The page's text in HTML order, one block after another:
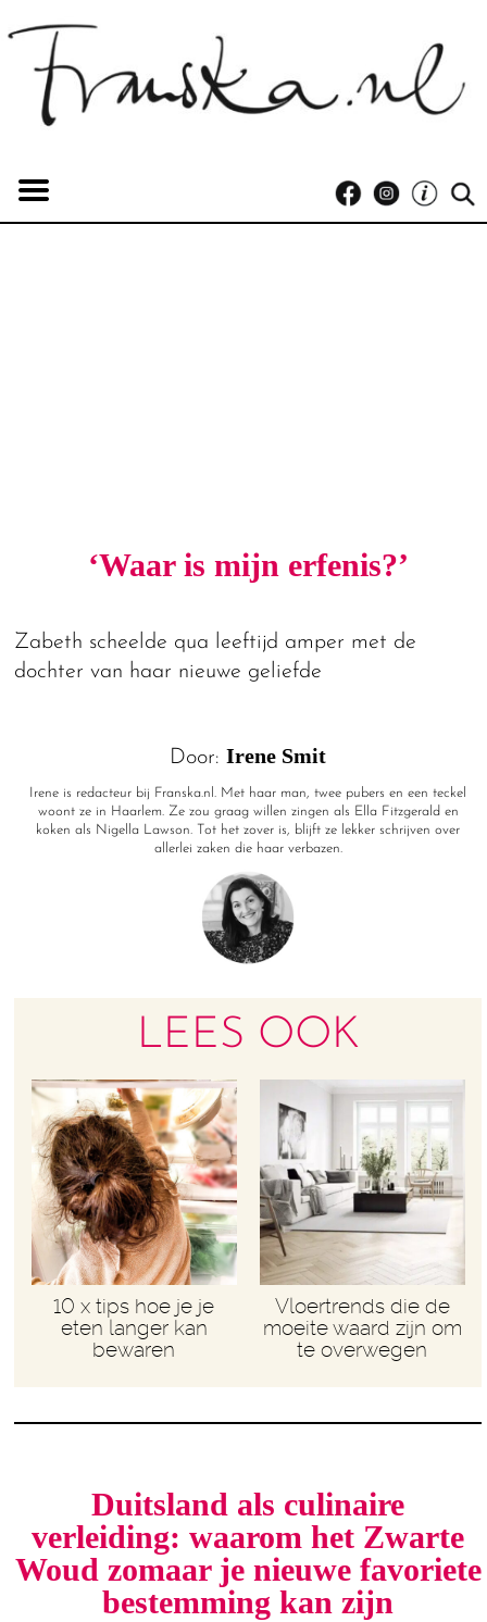
‘Waar is mijn erfenis?’
Zabeth scheelde qua leeftijd amper met de
dochter van haar nieuwe geliefde
Door:Irene Smit
Irene is redacteur bij Franska.nl. Met haar man, twee pubers en een teckel
woont ze in Haarlem. Ze zou graag willen zingen als Ella Fitzgerald en
koken als Nigella Lawson. Tot het zover is, blijft ze lekker schrijven over
allerlei zaken die haar verbazen.
LEES OOK
10 x tips hoe je je
eten langer kan
bewaren
Vloertrends die de
moeite waard zijn om
te overwegen
Duitsland als culinaire
verleiding: waarom het Zwarte
Woud zomaar je nieuwe favoriete
bestemming kan zijn